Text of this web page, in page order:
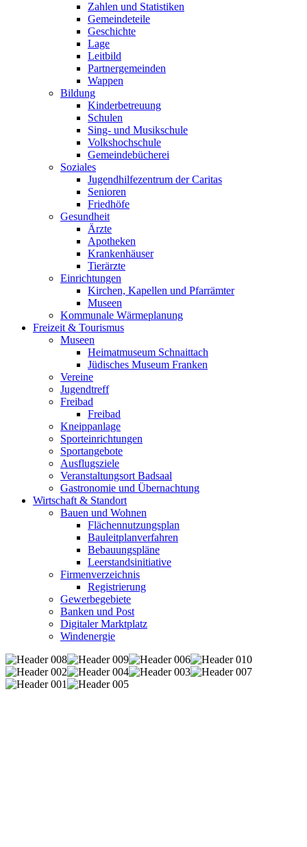
Zahlen und Statistiken
Gemeindeteile
Geschichte
Lage
Leitbild
Partnergemeinden
Wappen
Bildung
Kinderbetreuung
Schulen
Sing- und Musikschule
Volkshochschule
Gemeindebücherei
Soziales
Jugendhilfezentrum der Caritas
Senioren
Friedhöfe
Gesundheit
Ärzte
Apotheken
Krankenhäuser
Tierärzte
Einrichtungen
Kirchen, Kapellen und Pfarrämter
Museen
Kommunale Wärmeplanung
Freizeit & Tourismus
Museen
Heimatmuseum Schnaittach
Jüdisches Museum Franken
Vereine
Jugendtreff
Freibad
Freibad
Kneippanlage
Sporteinrichtungen
Sportangebote
Ausflugsziele
Veranstaltungsort Badsaal
Gastronomie und Übernachtung
Wirtschaft & Standort
Bauen und Wohnen
Flächennutzungsplan
Bauleitplanverfahren
Bebauungspläne
Leerstandsinitiative
Firmenverzeichnis
Registrierung
Gewerbegebiete
Banken und Post
Digitaler Marktplatz
Windenergie